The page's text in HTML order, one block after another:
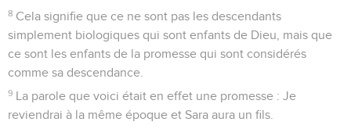
8 Cela signifie que ce ne sont pas les descendants
simplement biologiques qui sont enfants de Dieu, mais que
ce sont les enfants de la promesse qui sont considérés
comme sa descendance.
9 La parole que voici était en effet une promesse : Je
reviendrai à la même époque et Sara aura un fils.